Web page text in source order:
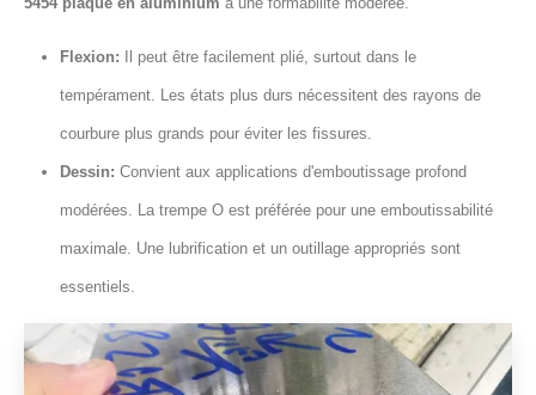
Flexion: Il peut être facilement plié, surtout dans le
tempérament. Les états plus durs nécessitent des rayons de
courbure plus grands pour éviter les fissures.
Dessin: Convient aux applications d'emboutissage profond
modérées. La trempe O est préférée pour une emboutissabilité
maximale. Une lubrification et un outillage appropriés sont
essentiels.